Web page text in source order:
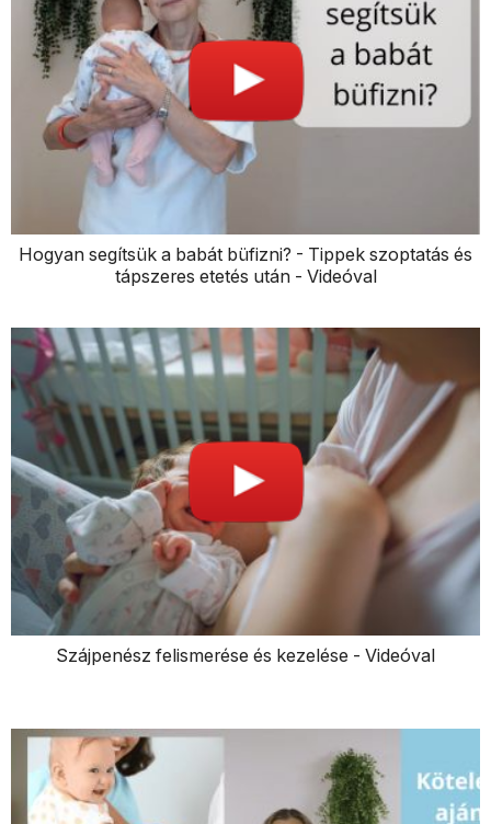
Hogyan segítsük a babát büfizni? - Tippek szoptatás és
tápszeres etetés után - Videóval
Szájpenész felismerése és kezelése - Videóval